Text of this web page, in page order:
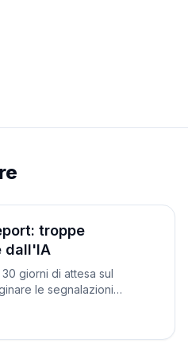
troppe
dall'IA
giorni di attesa sul
le segnalazioni